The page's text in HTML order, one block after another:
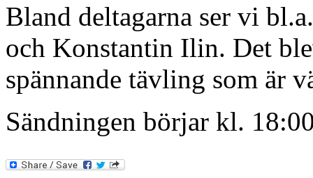
Bland deltagarna ser vi
och Konstantin Ilin. Det
spännande tävling som är
Sändningen börjar kl.